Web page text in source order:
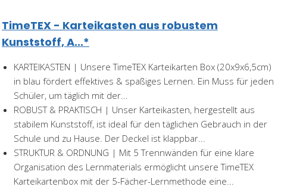
TimeTEX - Karteikasten aus robustem
Kunststoff, A...*
KARTEIKASTEN | Unsere TimeTEX Karteikarten Box (20x9x6,5cm)
in blau fördert effektives & spaßiges Lernen. Ein Muss für jeden
Schüler, um täglich mit der...
ROBUST & PRAKTISCH | Unser Karteikasten, hergestellt aus
stabilem Kunststoff, ist ideal für den täglichen Gebrauch in der
Schule und zu Hause. Der Deckel ist klappbar...
STRUKTUR & ORDNUNG | Mit 5 Trennwänden für eine klare
Organisation des Lernmaterials ermöglicht unsere TimeTEX
Karteikartenbox mit der 5-Fächer-Lernmethode eine...